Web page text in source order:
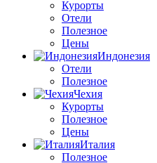
Курорты
Отели
Полезное
Цены
Индонезия
Отели
Полезное
Чехия
Курорты
Полезное
Цены
Италия
Полезное